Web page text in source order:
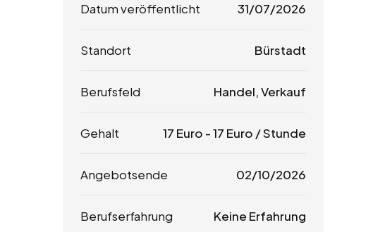
Datum veröffentlicht 31/07/2026
Standort Bürstadt
Berufsfeld Handel, Verkauf
Gehalt 17 Euro -17 Euro / Stunde
Angebotsende 02/10/2026
Berufserfahrung Keine Erfahrung